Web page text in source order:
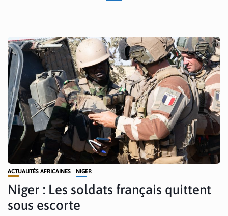
ACTUALITÉS AFRICAINES NIGER
Niger : Les soldats français quittent
sous escorte